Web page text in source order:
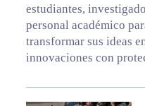
estudiantes,
personal académico
transformar sus ideas
innovaciones con